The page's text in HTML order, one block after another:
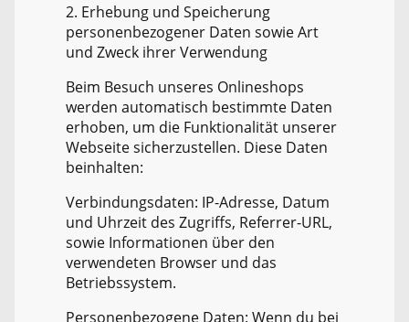
2. Erhebung und Speicherung
personenbezogener Daten sowie Art
und Zweck ihrer Verwendung
Beim Besuch unseres Onlineshops
werden automatisch bestimmte Daten
erhoben, um die Funktionalität unserer
Webseite sicherzustellen. Diese Daten
beinhalten:
Verbindungsdaten: IP-Adresse, Datum
und Uhrzeit des Zugriffs, Referrer-URL,
sowie Informationen über den
verwendeten Browser und das
Betriebssystem.
Personenbezogene Daten: Wenn du bei